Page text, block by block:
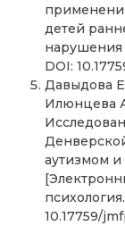
детей
нарушения
DOI:
Давыдова
Илюнцева
аутизмом
10.17759/